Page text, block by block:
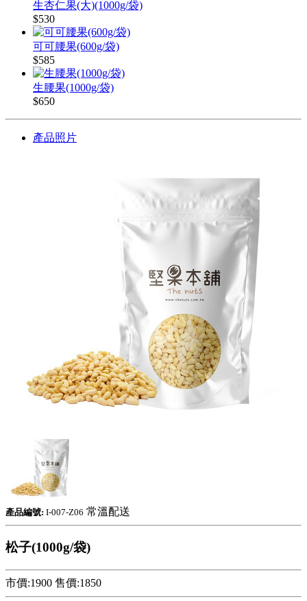
生杏仁果(大)(1000g/袋)
$530
可可腰果(600g/袋)
$585
生腰果(1000g/袋)
$650
產品照片
產品編號: I-007-Z06 常溫配送
松子(1000g/袋)
市價:1900 售價:1850